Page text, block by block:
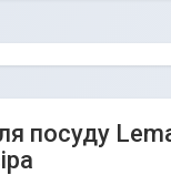
посуду